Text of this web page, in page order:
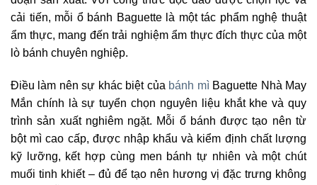
cải tiến, mỗi ổ bánh Baguette là một tác phẩm nghệ thuật
ẩm thực, mang đến trải nghiệm ẩm thực đích thực của một
lò bánh chuyên nghiệp.
Điều làm nên sự khác biệt của bánh mìBaguette Nhà May
Mắn chính là sự tuyển chọn nguyên liệu khắt khe và quy
trình sản xuất nghiêm ngặt. Mỗi ổ bánh được tạo nên từ
bột mì cao cấp, được nhập khẩu và kiểm định chất lượng
kỹ lưỡng, kết hợp cùng men bánh tự nhiên và một chút
muối tinh khiết – đủ để tạo nên hương vị đặc trưng không